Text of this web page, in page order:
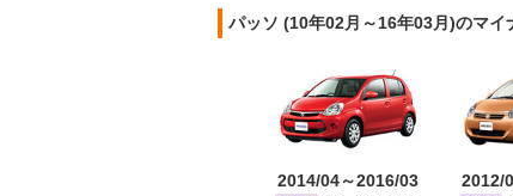
パッソ (10年02月～16年03月)のマイ
2014/04～2016/03 2012/